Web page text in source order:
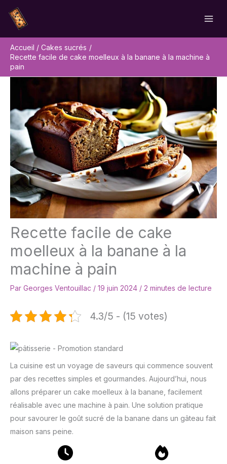
contenu
Accueil
Cakes sucrés
Recette facile de cake moelleux à la banane à la machine à
pain
Recette facile de cake
moelleux à la banane à la
machine à pain
Par Georges Ventouillac / 19 juin 2024 / 2 minutes de lecture
4.3/5 - (15 votes)
La cuisine est un voyage de saveurs qui commence souvent
par des recettes simples et gourmandes. Aujourd’hui, nous
allons préparer un cake moelleux à la banane, facilement
réalisable avec une machine à pain. Une solution pratique
pour savourer le goût sucré de la banane dans un gâteau fait
maison sans peine.
Rechercher